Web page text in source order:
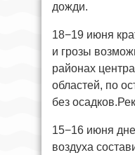
дожди.
18−19 июня
и грозы
районах
областей, по
без
15−16 июня
воздуха